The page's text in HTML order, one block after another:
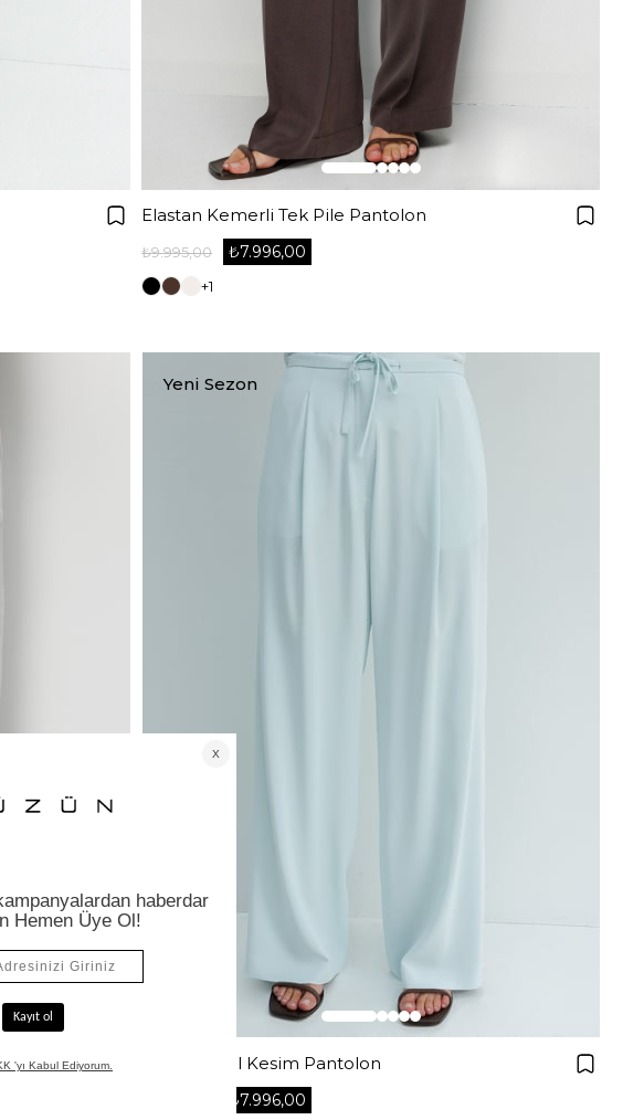
Elastan Kemerli Tek Pile Pantolon
₺7.996,00
₺9.995,00
+1
Bağcıklı Bol Kesim Pantolon
₺7.996,00
Yeni Sezon